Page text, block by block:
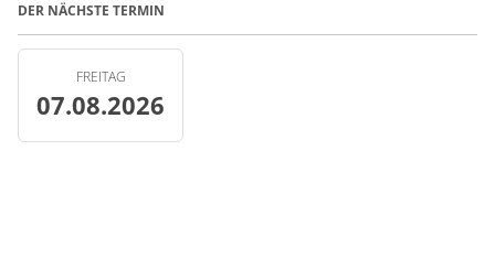
DER NÄCHSTE TERMIN
FREITAG
07.08.2026